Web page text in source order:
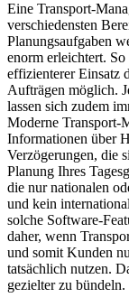
Eine Transport-
verschiedensten
Planungsaufgaben
enorm erleichtert.
effizienterer Einsatz
Aufträgen möglich.
lassen sich zudem
Moderne Transport-
Informationen über
Verzögerungen, die
Planung Ihres
die nur nationalen
und kein
solche Software-
daher, wenn
und somit Kunden
tatsächlich nutzen.
gezielter zu bündeln.